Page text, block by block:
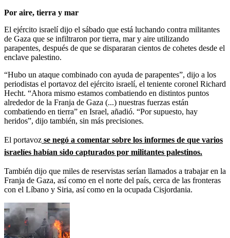
Por aire, tierra y mar
El ejército israelí dijo el sábado que está luchando contra militantes
de Gaza que se infiltraron por tierra, mar y aire utilizando
parapentes, después de que se dispararan cientos de cohetes desde el
enclave palestino.
“Hubo un ataque combinado con ayuda de parapentes”, dijo a los
periodistas el portavoz del ejército israelí, el teniente coronel Richard
Hecht. “Ahora mismo estamos combatiendo en distintos puntos
alrededor de la Franja de Gaza (...) nuestras fuerzas están
combatiendo en tierra” en Israel, añadió. “Por supuesto, hay
heridos”, dijo también, sin más precisiones.
El portavoz se negó a comentar sobre los informes de que varios
israelíes habían sido capturados por militantes palestinos.
También dijo que miles de reservistas serían llamados a trabajar en la
Franja de Gaza, así como en el norte del país, cerca de las fronteras
con el Líbano y Siria, así como en la ocupada Cisjordania.